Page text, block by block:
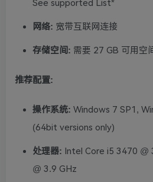
See supported List*
网络: 宽带互联网连接
存储空间: 需要 27 GB 可用空
推荐配置:
操作系统: Windows 7 SP1,
(64bit versions only)
处理器: Intel Core i5 3470
@ 3.9 GHz